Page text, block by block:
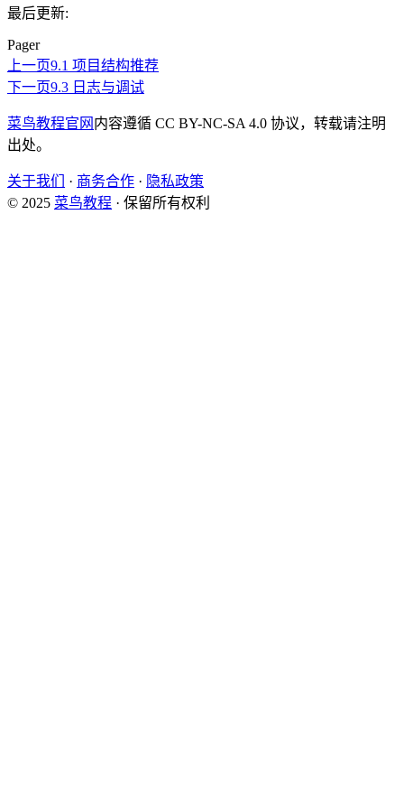
最后更新:
Pager
上一页9.1 项目结构推荐
下一页9.3 日志与调试
菜鸟教程官网 内容遵循 CC BY-NC-SA 4.0 协议，转载请注明
出处。
关于我们 · 商务合作 · 隐私政策
© 2025 菜鸟教程 · 保留所有权利